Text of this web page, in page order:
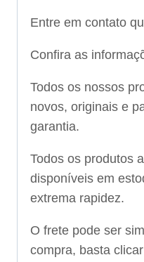
Entre em contato
Confira as
Todos os nossos
novos, originais e
garantia.
Todos os produtos
disponíveis em
extrema rapidez.
O frete pode ser
compra, basta